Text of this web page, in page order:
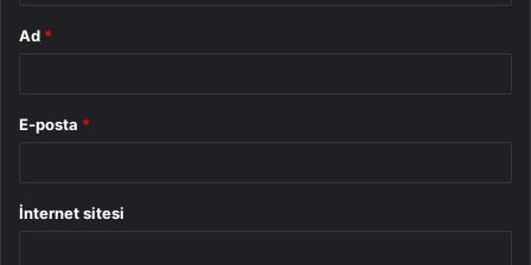
Ad *
E-posta *
İnternet sitesi